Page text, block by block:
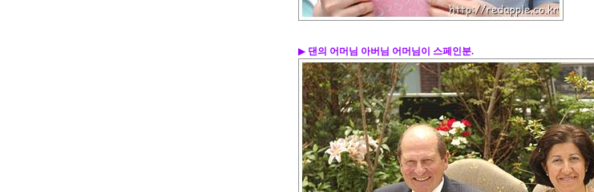
▶ 댄의 어머님 아버님 어머님이 스페인분.